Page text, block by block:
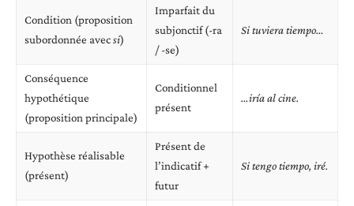
Condition (proposition
subordonnée avecsi)
Imparfait du
subjonctif (-ra
/ -se)
Si tuviera tiempo…
Conséquence
hypothétique
(proposition principale)
Conditionnel
présent
…iría al cine.
Hypothèse réalisable
(présent)
Présent de
l’indicatif +
futur
Si tengo tiempo, iré.